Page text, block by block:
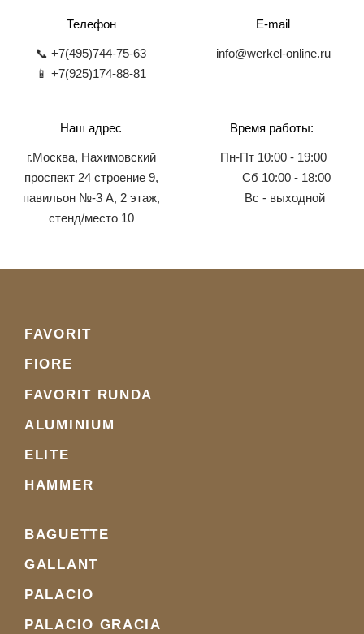
Телефон
📞 +7(495)744-75-63
📱 +7(925)174-88-81
E-mail
info@werkel-online.ru
Наш адрес
г.Москва, Нахимовский
проспект 24 строение 9,
павильон №-3 А, 2 этаж,
стенд/место 10
Время работы:
Пн-Пт 10:00 - 19:00
Сб 10:00 - 18:00
Вс - выходной
FAVORIT
FIORE
FAVORIT RUNDA
ALUMINIUM
ELITE
HAMMER
BAGUETTE
GALLANT
PALACIO
PALACIO GRACIA